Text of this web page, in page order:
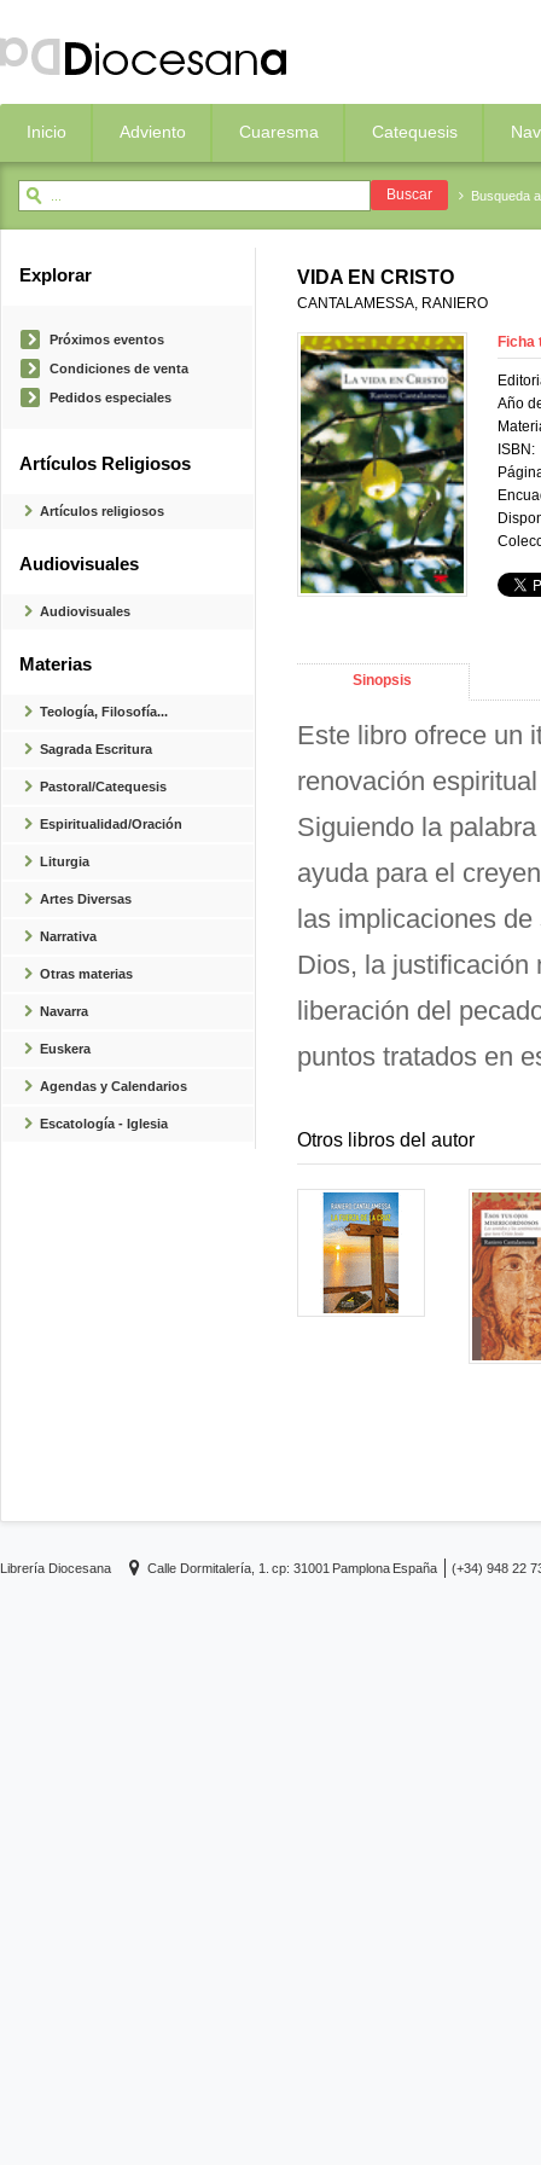
Inicio Adviento Cuaresma Catequesis
Busqueda
Explorar
Próximos eventos
Condiciones de venta
Pedidos especiales
Artículos Religiosos
Artículos religiosos
Audiovisuales
Audiovisuales
Materias
Teología, Filosofía...
Sagrada Escritura
Pastoral/Catequesis
Espiritualidad/Oración
Liturgia
Artes Diversas
Narrativa
Otras materias
Navarra
Euskera
Agendas y Calendarios
Escatología - Iglesia
VIDA EN CRISTO
CANTALAMESSA, RANIERO
Ficha
Año
ISBN:
Sinopsis
Este libro ofrece un
renovación
Siguiendo la
ayuda para el
las implicaciones
Dios, la justificación
liberación del
puntos tratados en
Otros libros del autor
Librería Diocesana Calle Dormitalería, 1. cp: 31001 Pamplona España (+34) 948 22